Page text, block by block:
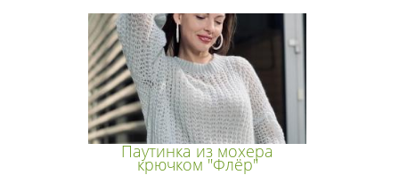
Паутинка из мохера
крючком "Флёр"